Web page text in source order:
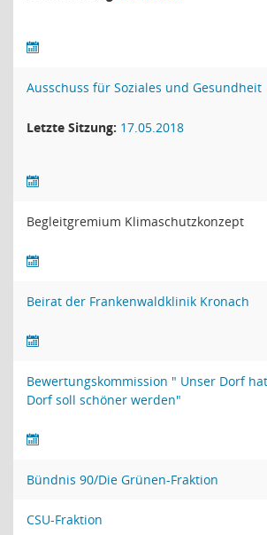
Ausschuss für Soziales und Gesundheit
Letzte Sitzung: 17.05.2018
Begleitgremium Klimaschutzkonzept
Beirat der Frankenwaldklinik Kronach
Bewertungskommission " Unser Dorf
Dorf soll schöner werden"
Bündnis 90/Die Grünen-Fraktion
CSU-Fraktion